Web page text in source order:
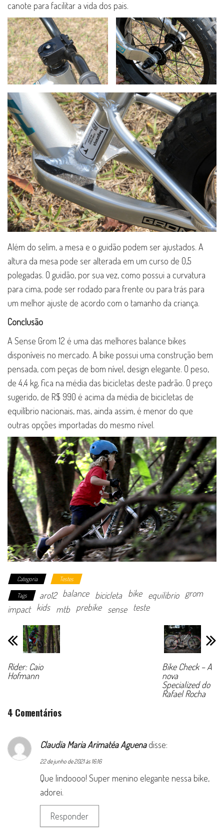
canote para facilitar a vida dos pais.
Além do selim, a mesa e o guidão podem ser ajustados. A
altura da mesa pode ser alterada em um curso de 0,5
polegadas. O guidão, por sua vez, como possui a curvatura
para cima, pode ser rodado para frente ou para trás para
um melhor ajuste de acordo com o tamanho da criança.
Conclusão
A Sense Grom 12 é uma das melhores balance bikes
disponíveis no mercado. A bike possui uma construção bem
pensada, com peças de bom nível, design elegante. O peso,
de 4,4 kg, fica na média das bicicletas deste padrão. O preço
sugerido, de R$ 990 é acima da média de bicicletas de
equilíbrio nacionais, mas, ainda assim, é menor do que
outras opções importadas do mesmo nível.
Categoria Testes
Tags aro12 balance bicicleta bike equilibrio grom
impact kids mtb prebike sense teste
Rider: Caio
Hofmann
Bike Check – A
nova
Specialized do
Rafael Rocha
4 Comentários
Claudia Maria Arimatéa Aguena disse:
22 de junho de 2021 às 16:16
Que lindoooo! Super menino elegante nessa bike,
adorei.
Responder